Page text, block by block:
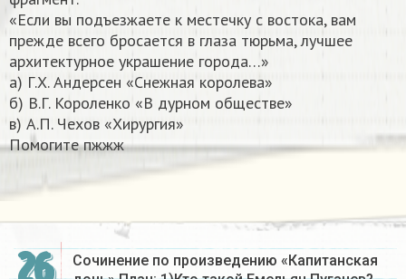
«Если вы подъезжаете к местечку с востока, вам
прежде всего бросается в глаза тюрьма, лучшее
архитектурное украшение города…»
а) Г.Х. Андерсен «Снежная королева»
б) В.Г. Короленко «В дурном обществе»
в) А.П. Чехов «Хирургия»
Помогите пжжж​
Сочинение по произведению «Капитанская